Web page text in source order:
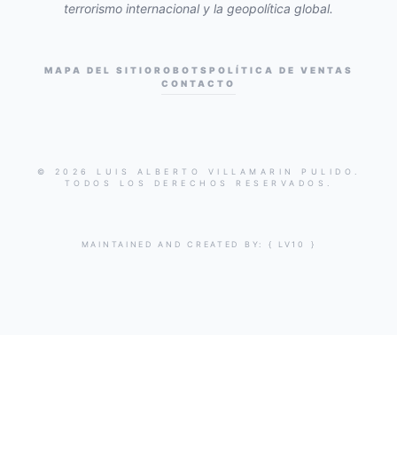
terrorismo internacional y la geopolítica global.
MAPA DEL SITIO ROBOTS POLÍTICA DE VENTAS
CONTACTO
© 2026 LUIS ALBERTO VILLAMARIN PULIDO.
TODOS LOS DERECHOS RESERVADOS.
MAINTAINED AND CREATED BY: { LV10 }